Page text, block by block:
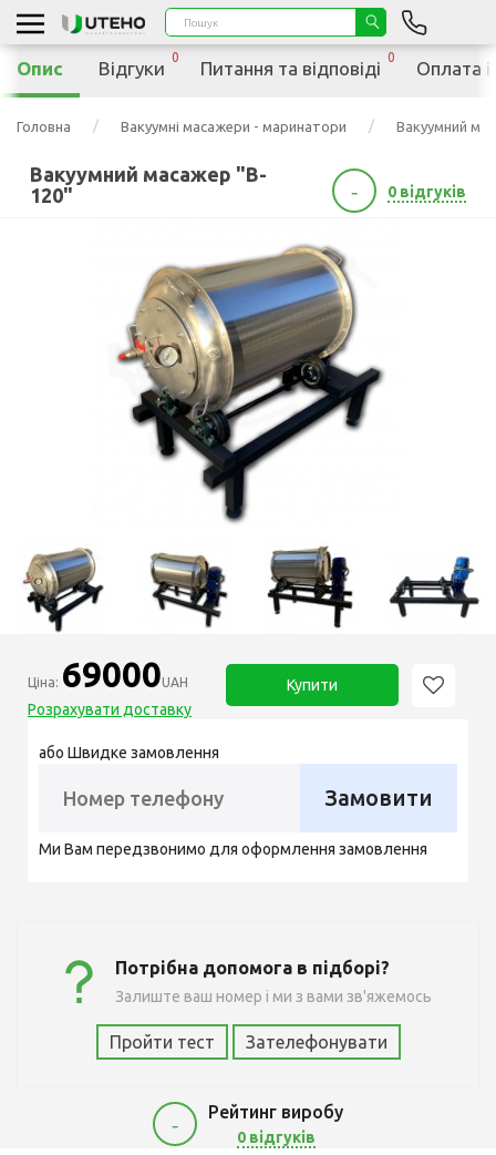
Головна Вакуумні масажери - маринатори Вакуумний
Вакуумний масажер "B-
120"
- 0 відгуків
Ціна: 69000UAH
Розрахувати доставку
Купити
або Швидке замовлення
Замовити
Ми Вам передзвонимо для оформлення замовлення
Потрібна допомога в підборі?
Залиште ваш номер і ми з вами зв'яжемось
Пройти тест Зателефонувати
-
Рейтинг виробу
0 відгуків
Опис Відгуки
0
Питання та відповіді
0
Оплата